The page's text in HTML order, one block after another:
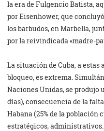
la era de Fulgencio Batista,
por Eisenhower, que
los barbudos, en Marbella,
por la reivindicada «madre-
La situación de Cuba, a estas
bloqueo, es extrema.
Naciones Unidas, se produjo
días), consecuencia de la
Habana (25% de la población
estratégicos,